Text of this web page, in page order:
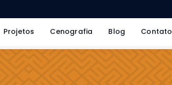
Projetos Cenografia Blog Contato